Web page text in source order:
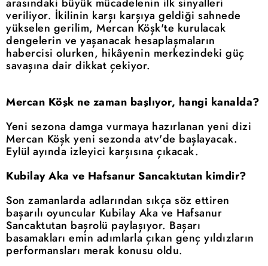
veriliyor. İkilinin karşı karşıya geldiği sahnede
yükselen gerilim, Mercan Köşk'te kurulacak
dengelerin ve yaşanacak hesaplaşmaların
habercisi olurken, hikâyenin merkezindeki güç
savaşına dair dikkat çekiyor.
Mercan Köşk ne zaman başlıyor, hangi kanalda?
Yeni sezona damga vurmaya hazırlanan yeni dizi
Mercan Köşk yeni sezonda atv'de başlayacak.
Eylül ayında izleyici karşısına çıkacak.
Kubilay Aka ve Hafsanur Sancaktutan kimdir?
Son zamanlarda adlarından sıkça söz ettiren
başarılı oyuncular Kubilay Aka ve Hafsanur
Sancaktutan başrolü paylaşıyor. Başarı
basamakları emin adımlarla çıkan genç yıldızların
performansları merak konusu oldu.